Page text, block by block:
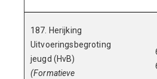
187. Herijking
Uitvoeringsbegroting
jeugd (HvB)
(Formatieve